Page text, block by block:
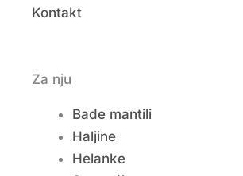
Kontakt
Za nju
Bade mantili
Haljine
Helanke